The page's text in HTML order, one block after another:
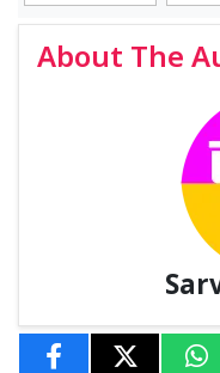
About The